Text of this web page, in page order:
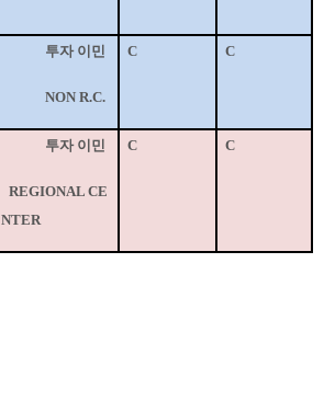
투자 이민
NON R.C.
C C
투자 이민
REGIONAL CE
NTER
C C